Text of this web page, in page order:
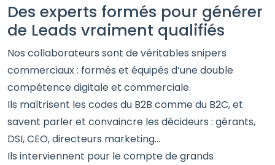
Des experts formés pour générer
de Leads vraiment qualifiés
Nos collaborateurs sont de véritables snipers
commerciaux : formés et équipés d’une double
compétence digitale et commerciale.
Ils maîtrisent les codes du B2B comme du B2C, et
savent parler et convaincre les décideurs : gérants,
DSI, CEO, directeurs marketing…
Ils interviennent pour le compte de grands